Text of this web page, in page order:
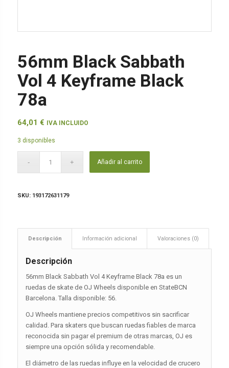
56mm Black Sabbath
Vol 4 Keyframe Black
78a
64,01 € IVA INCLUIDO
3 disponibles
Añadir al carrito
SKU: 193172631179
Descripción Información adicional Valoraciones (0)
Descripción
56mm Black Sabbath Vol 4 Keyframe Black 78a es un
ruedas de skate de OJ Wheels disponible en StateBCN
Barcelona. Talla disponible: 56.
OJ Wheels mantiene precios competitivos sin sacrificar
calidad. Para skaters que buscan ruedas fiables de marca
reconocida sin pagar el premium de otras marcas, OJ es
siempre una opción sólida y recomendable.
El diámetro de las ruedas influye en la velocidad de crucero